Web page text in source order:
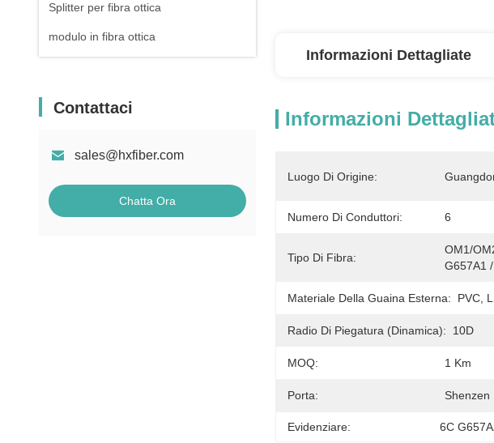
Splitter per fibra ottica
modulo in fibra ottica
Contattaci
sales@hxfiber.com
Chatta Ora
Informazioni Dettagliate
Informazioni
Luogo Di Origine:
Numero Di Conduttori: 6
Tipo Di Fibra:
OM1/
G657A1
Materiale Della Guaina Esterna: PVC,
Radio Di Piegatura (dinamica): 10D
MOQ: 1 Km
Porta: Shenzen
Evidenziare: 6C